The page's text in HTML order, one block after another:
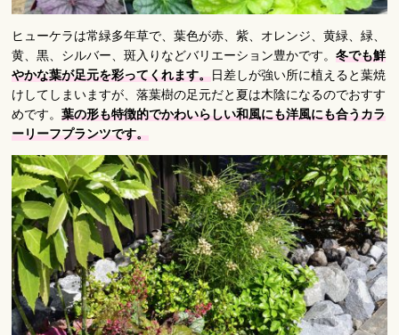
ヒューケラは常緑多年草で、葉色が赤、紫、オレンジ、黄緑、緑、
黄、黒、シルバー、斑入りなどバリエーション豊かです。冬でも鮮
やかな葉が足元を彩ってくれます。日差しが強い所に植えると葉焼
けしてしまいますが、落葉樹の足元だと夏は木陰になるのでおすす
めです。葉の形も特徴的でかわいらしい和風にも洋風にも合うカラ
ーリーフプランツです。